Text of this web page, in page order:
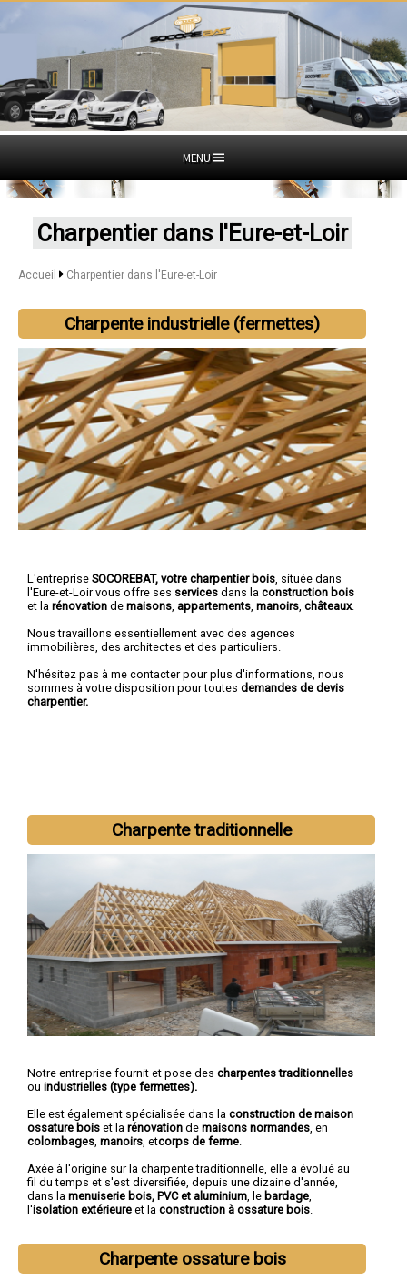
MENU
Charpentier dans l'Eure-et-Loir
Accueil Charpentier dans l'Eure-et-Loir
Charpente industrielle (fermettes)
L'entreprise SOCOREBAT, votre charpentier bois , située dans
l'Eure-et-Loir vous offre ses services dans la construction bois
et la rénovation de maisons appartements manoirs châteaux.
Nous travaillons essentiellement avec des agences
immobilières, des architectes et des particuliers.
N'hésitez pas à me contacter pour plus d'informations, nous
sommes à votre disposition pour toutes demandes de devis
charpentier.
Charpente traditionnelle
Notre entreprise fournit et pose des charpentes traditionnelles
ou industrielles (type fermettes).
Elle est également spécialisée dans la construction de maison
ossature bois et la rénovation de maisons normandes , en
colombages manoirs , etcorps de ferme
Axée à l'origine sur la charpente traditionnelle, elle a évolué au
fil du temps et s'est diversifiée, depuis une dizaine d'année,
dans la menuiserie bois, PVC et aluminium , le bardage
l'isolation extérieure et la construction à ossature bois
Charpente ossature bois